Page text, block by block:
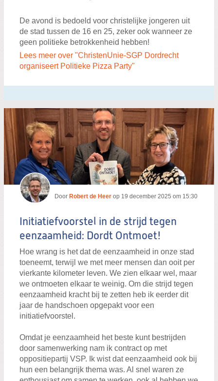
De avond is bedoeld voor christelijke jongeren uit
de stad tussen de 16 en 25, zeker ook wanneer ze
geen politieke betrokkenheid hebben!
Lees meer over "ChristenUnie-SGP Dordrecht
organiseert Politieke Pizza Party"
Door Robert de Heer op 19 december 2025 om 15:30
Initiatiefvoorstel in de strijd tegen
eenzaamheid: Dordt Ontmoet!
Hoe wrang is het dat de eenzaamheid in onze stad
toeneemt, terwijl we met meer mensen dan ooit per
vierkante kilometer leven. We zien elkaar wel, maar
we ontmoeten elkaar te weinig. Om die strijd tegen
eenzaamheid kracht bij te zetten heb ik eerder dit
jaar de handschoen opgepakt voor een
initiatiefvoorstel.
Omdat je eenzaamheid het beste kunt bestrijden
door samenwerking nam ik contract op met
oppositiepartij VSP. Ik wist dat eenzaamheid ook bij
hun een belangrijk thema was. Al snel waren ze